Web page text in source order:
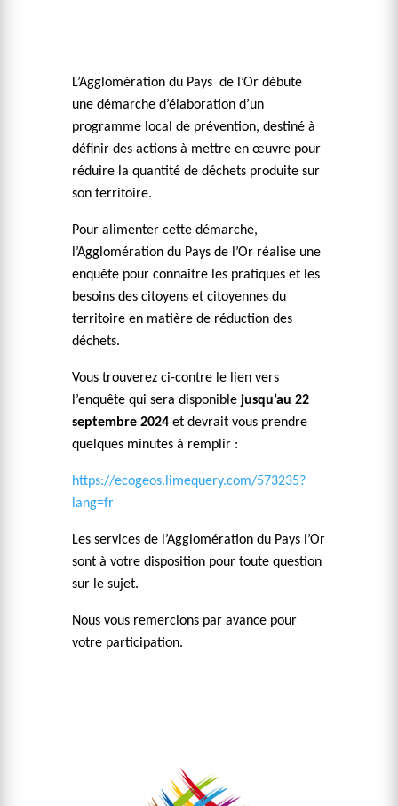
L’Agglomération du Pays de l’Or débute
une démarche d’élaboration d’un
programme local de prévention, destiné à
définir des actions à mettre en œuvre pour
réduire la quantité de déchets produite sur
son territoire.
Pour alimenter cette démarche,
l’Agglomération du Pays de l’Or réalise une
enquête pour connaître les pratiques et les
besoins des citoyens et citoyennes du
territoire en matière de réduction des
déchets.
Vous trouverez ci-contre le lien vers
l’enquête qui sera disponiblejusqu’au 22
septembre 2024et devrait vous prendre
quelques minutes à remplir :
https://ecogeos.limequery.com/573235?
lang=fr
Les services de l’Agglomération du Pays l’Or
sont à votre disposition pour toute question
sur le sujet.
Nous vous remercions par avance pour
votre participation.